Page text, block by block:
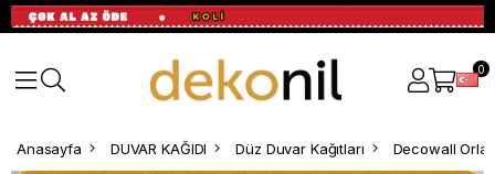
0
Anasayfa DUVAR KAĞIDI Düz Duvar Kağıtları Decowall